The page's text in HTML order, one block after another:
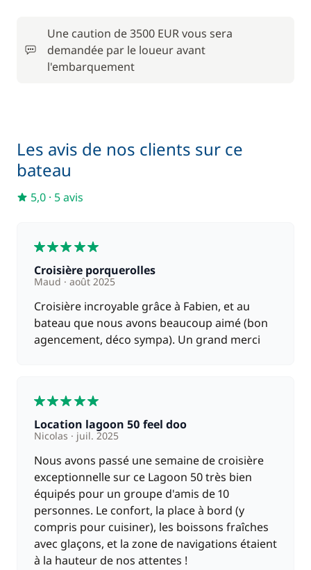
éléctrique
Une caution de 3500 EUR vous sera
demandée par le loueur avant
l'embarquement
Les avis de nos clients sur ce
bateau
5,0 · 5 avis
Croisière porquerolles
Maud août 2025
Croisière incroyable grâce à Fabien, et au
bateau que nous avons beaucoup aimé (bon
agencement, déco sympa). Un grand merci
Location lagoon 50 feel doo
Nicolas juil. 2025
Nous avons passé une semaine de croisière
exceptionnelle sur ce Lagoon 50 très bien
équipés pour un groupe d'amis de 10
personnes. Le confort, la place à bord (y
compris pour cuisiner), les boissons fraîches
avec glaçons, et la zone de navigations étaient
à la hauteur de nos attentes !